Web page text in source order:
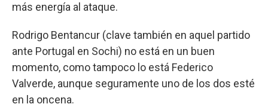
más energía al ataque.
Rodrigo Bentancur (clave también en aquel partido
ante Portugal en Sochi) no está en un buen
momento, como tampoco lo está Federico
Valverde, aunque seguramente uno de los dos esté
en la oncena.